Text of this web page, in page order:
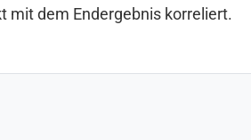
mit dem Endergebnis korreliert.